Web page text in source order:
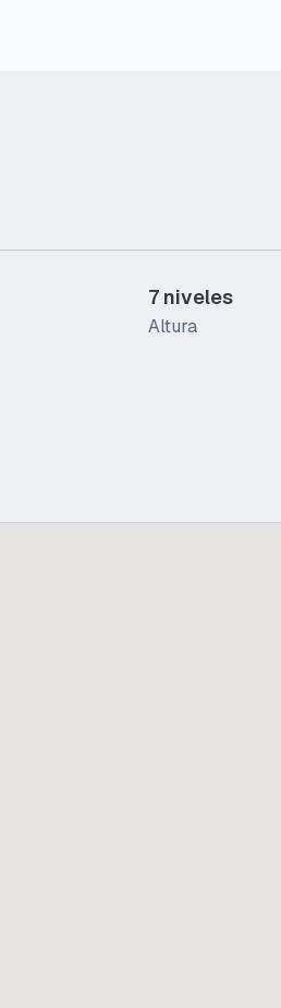
7 niveles
Altura